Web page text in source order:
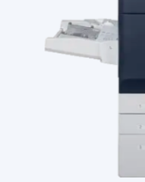
представлен
картриджи и
источники
компьютеры
инверторы и
Если вы хотите